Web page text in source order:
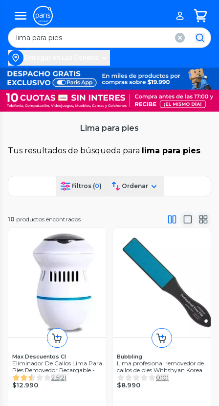
Lima para pies
Tus resultados de búsqueda para lima para pies
Filtros (0) Ordenar
10 productos encontrados
Max Descuentos Cl
Eliminador De Callos Lima Para
Pies Removedor Recargable -
usb
2.5(2)
$12.990
Bubbling
Lima profesional removedor de
callos de pies Withshyan Korea
0(0)
$8.990